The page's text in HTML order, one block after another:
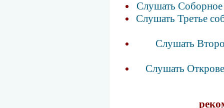
Слушать Соборное
Слушать Третье
Слушать
Слушать